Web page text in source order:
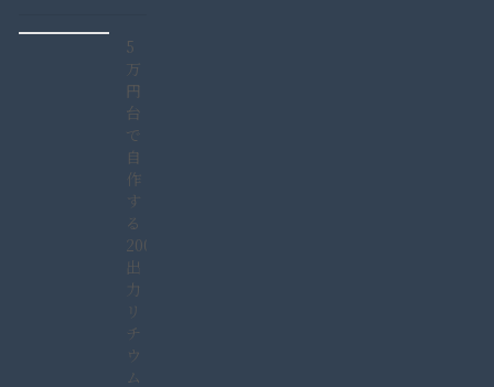
5
万
円
台
で
自
作
す
る
2000W
出
力
リ
チ
ウ
ム